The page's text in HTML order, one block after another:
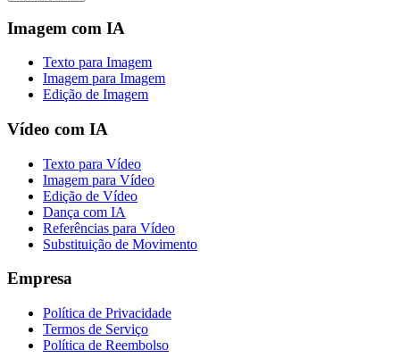
Imagem com IA
Texto para Imagem
Imagem para Imagem
Edição de Imagem
Vídeo com IA
Texto para Vídeo
Imagem para Vídeo
Edição de Vídeo
Dança com IA
Referências para Vídeo
Substituição de Movimento
Empresa
Política de Privacidade
Termos de Serviço
Política de Reembolso